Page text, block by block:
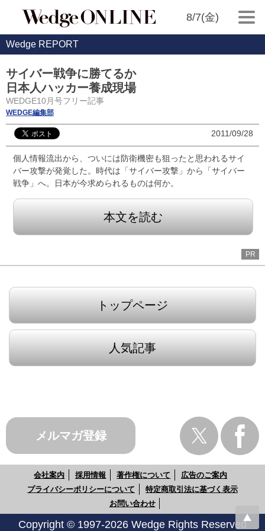
8/7(金)
Wedge REPORT
サイバー戦争に勝てるか
日本人ハッカー養成現場
WEDGE10月号フリー記事
WEDGE編集部
2011/09/28
個人情報流出から、ついには防衛機密も狙ったと思われるサイ
バー攻撃が発覚した。時代は「サイバー攻撃」から「サイバー
戦争」へ。日本が今求められるものは何か。
本文を読む
PR
トップページ
人気記事
メルマガ登録
会社案内 採用情報 著作権について
広告のご案内
プライバシーポリシーについて
特定商取引法に基づく表示
お問い合わせ
Copyright © 1997-2026 Wedge Rights Reserved